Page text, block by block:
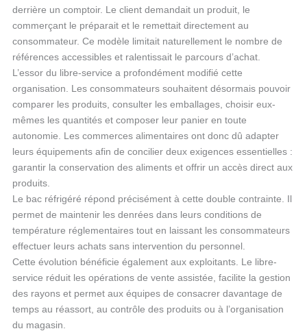
derrière un comptoir. Le client demandait un produit, le
commerçant le préparait et le remettait directement au
consommateur. Ce modèle limitait naturellement le nombre de
références accessibles et ralentissait le parcours d’achat.
L’essor du libre-service a profondément modifié cette
organisation. Les consommateurs souhaitent désormais pouvoir
comparer les produits, consulter les emballages, choisir eux-
mêmes les quantités et composer leur panier en toute
autonomie. Les commerces alimentaires ont donc dû adapter
leurs équipements afin de concilier deux exigences essentielles :
garantir la conservation des aliments et offrir un accès direct aux
produits.
Le bac réfrigéré répond précisément à cette double contrainte. Il
permet de maintenir les denrées dans leurs conditions de
température réglementaires tout en laissant les consommateurs
effectuer leurs achats sans intervention du personnel.
Cette évolution bénéficie également aux exploitants. Le libre-
service réduit les opérations de vente assistée, facilite la gestion
des rayons et permet aux équipes de consacrer davantage de
temps au réassort, au contrôle des produits ou à l’organisation
du magasin.